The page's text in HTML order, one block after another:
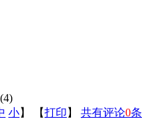
小】 【打印 】 共有评论0条